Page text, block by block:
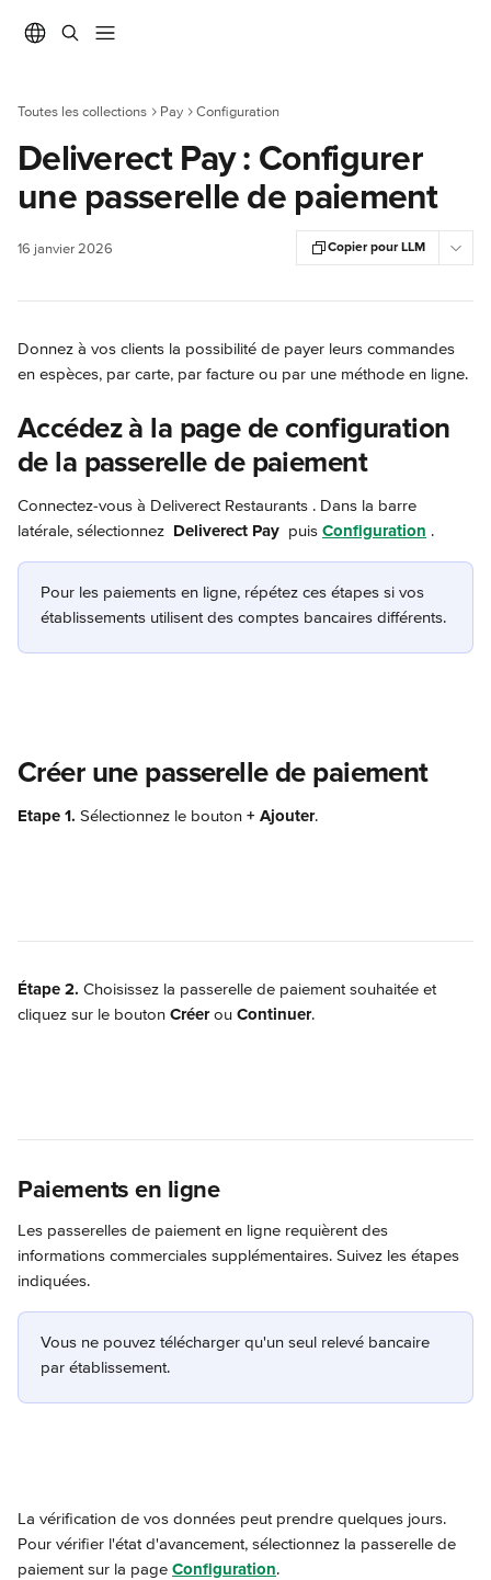
Toutes les collections Pay Configuration
Deliverect Pay : Configurer
une passerelle de paiement
16 janvier 2026 Copier pour LLM
Donnez à vos clients la possibilité de payer leurs commandes
en espèces, par carte, par facture ou par une méthode en ligne.
Accédez à la page de configuration
de la passerelle de paiement
Connectez-vous à Deliverect Restaurants . Dans la barre
latérale, sélectionnez Deliverect Pay puis Configuration .
Pour les paiements en ligne, répétez ces étapes si vos
établissements utilisent des comptes bancaires différents.
Créer une passerelle de paiement
Etape 1. Sélectionnez le bouton + Ajouter.
Étape 2. Choisissez la passerelle de paiement souhaitée et
cliquez sur le bouton Créer ou Continuer.
Paiements en ligne
Les passerelles de paiement en ligne requièrent des
informations commerciales supplémentaires. Suivez les étapes
indiquées.
Vous ne pouvez télécharger qu'un seul relevé bancaire
par établissement.
La vérification de vos données peut prendre quelques jours.
Pour vérifier l'état d'avancement, sélectionnez la passerelle de
paiement sur la page Configuration.